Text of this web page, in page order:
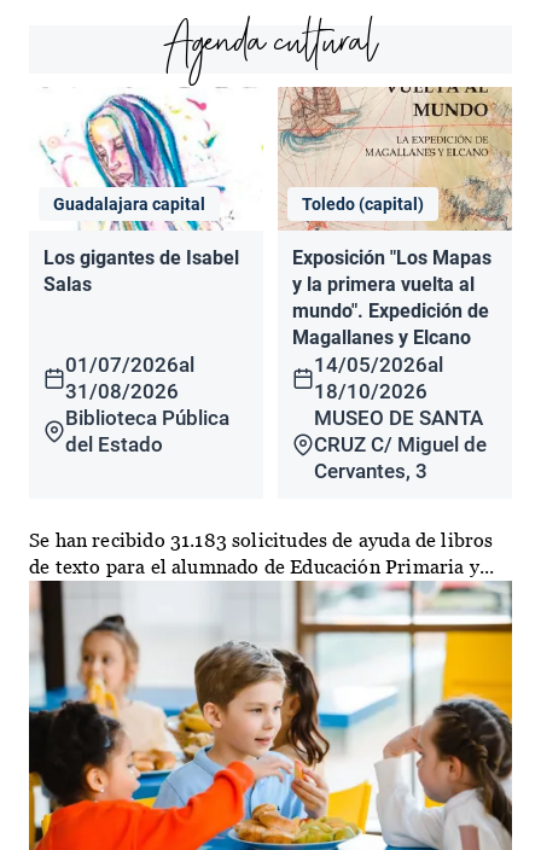
Agenda cultural
Guadalajara capital
Los gigantes de Isabel
Salas
01/07/2026al
31/08/2026
Biblioteca Pública
del Estado
Toledo (capital)
Exposición "Los Mapas
y la primera vuelta al
mundo". Expedición de
Magallanes y Elcano
14/05/2026al
18/10/2026
MUSEO DE SANTA
CRUZ C/ Miguel de
Cervantes, 3
Se han recibido 31.183 solicitudes de ayuda de libros
de texto para el alumnado de Educación Primaria y...